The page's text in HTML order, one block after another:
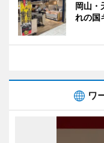
岡山・
れの国
ワ